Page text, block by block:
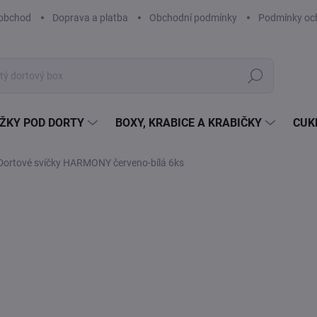
Doprava a platba Obchodní podmínky Podmínky
Hledat
POD DORTY BOXY, KRABICE A KRABIČKY
svíčky HARMONY červeno-bílá 6ks